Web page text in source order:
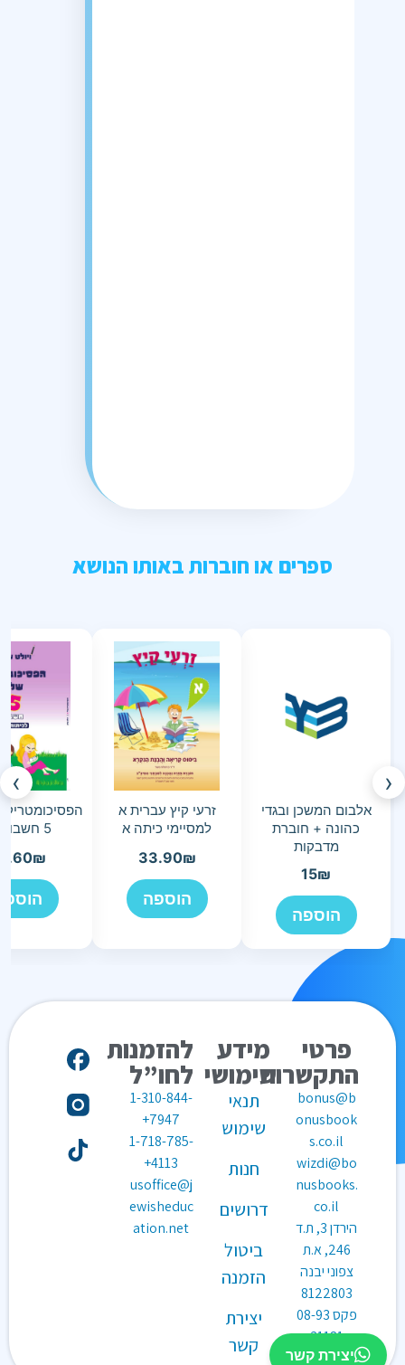
ספרים או חוברות באותו הנושא
‹
אלבום המשכן ובגדי
כהונה + חוברת
מדבקות
15₪
הוספה
זרעי קיץ עברית א
למסיימי כיתה א
33.90₪
הוספה
5 חשבון ד-ו
₪
›
פרטי
התקשרות
bonus@b
onusbook
s.co.il
wizdi@bo
nusbooks.
co.il
הירדן 3, ת.ד
246, א.ת
צפוני יבנה
8122803
פקס08-93
31181
מידע
שימושי
תנאי
שימוש
חנות
דרושים
ביטול
הזמנה
יצירת
קשר
להזמנות
לחו”ל
1-310-844-
7947+
1-718-785-
4113+
usoffice@j
ewisheduc
ation.net
יצירת קשר